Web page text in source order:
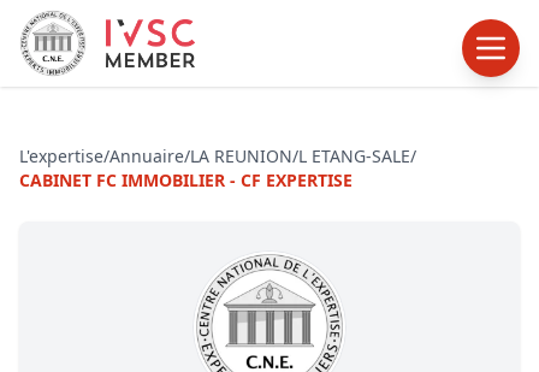
L'expertise/Annuaire/LA REUNION/L ETANG-SALE/
CABINET FC IMMOBILIER - CF EXPERTISE